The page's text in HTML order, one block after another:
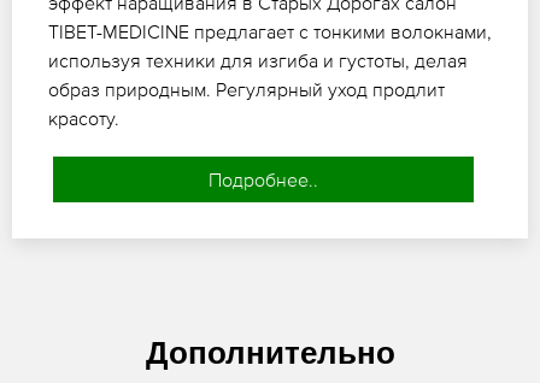
TIBET-MEDICINE предлагает с тонкими волокнами,
используя техники для изгиба и густоты, делая
образ природным. Регулярный уход продлит
красоту.
Подробнее..
Дополнительно